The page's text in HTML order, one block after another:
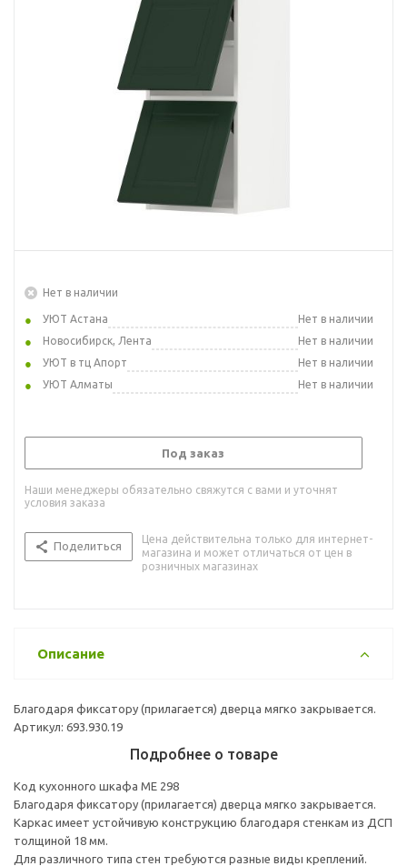
Нет в наличии
УЮТ Астана
Нет в наличии
Новосибирск, Лента
Нет в наличии
УЮТ в тц Апорт
Нет в наличии
УЮТ Алматы
Нет в наличии
Под заказ
Наши менеджеры обязательно свяжутся с вами и уточнят
условия заказа
Поделиться
Цена действительна только для интернет-
магазина и может отличаться от цен в
розничных магазинах
Описание
Благодаря фиксатору (прилагается) дверца мягко закрывается.
Артикул: 693.930.19
Подробнее о товаре
Код кухонного шкафа ME 298
Благодаря фиксатору (прилагается) дверца мягко закрывается.
Каркас имеет устойчивую конструкцию благодаря стенкам из ДСП
толщиной 18 мм.
Для различного типа стен требуются разные виды креплений.